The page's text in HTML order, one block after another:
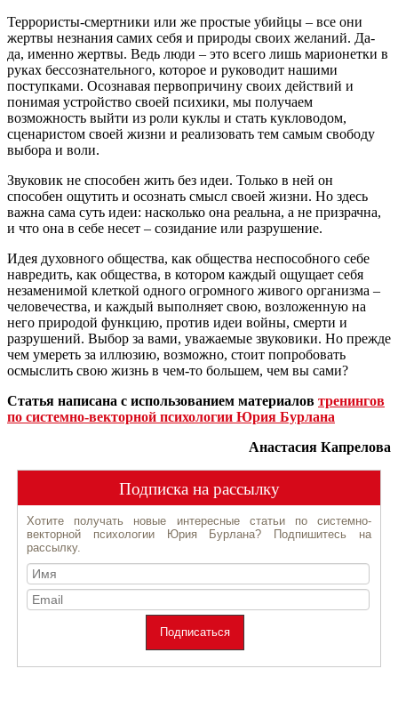
Террористы-смертники или же простые убийцы – все они
жертвы незнания самих себя и природы своих желаний. Да-
да, именно жертвы. Ведь люди – это всего лишь марионетки в
руках бессознательного, которое и руководит нашими
поступками. Осознавая первопричину своих действий и
понимая устройство своей психики, мы получаем
возможность выйти из роли куклы и стать кукловодом,
сценаристом своей жизни и реализовать тем самым свободу
выбора и воли.
Звуковик не способен жить без идеи. Только в ней он
способен ощутить и осознать смысл своей жизни. Но здесь
важна сама суть идеи: насколько она реальна, а не призрачна,
и что она в себе несет – созидание или разрушение.
Идея духовного общества, как общества неспособного себе
навредить, как общества, в котором каждый ощущает себя
незаменимой клеткой одного огромного живого организма –
человечества, и каждый выполняет свою, возложенную на
него природой функцию, против идеи войны, смерти и
разрушений. Выбор за вами, уважаемые звуковики. Но прежде
чем умереть за иллюзию, возможно, стоит попробовать
осмыслить свою жизнь в чем-то большем, чем вы сами?
Статья написана с использованием материалов тренингов
по системно-векторной психологии Юрия Бурлана
Анастасия Капрелова